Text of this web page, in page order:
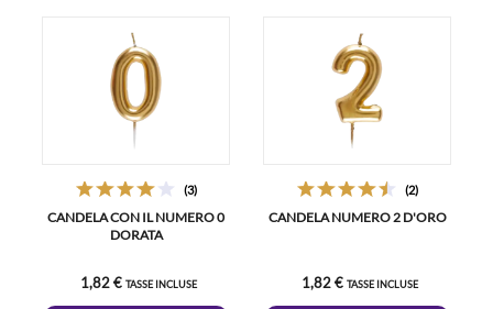
(3)
CANDELA CON IL NUMERO 0
DORATA
1,82 € TASSE INCLUSE
(2)
CANDELA NUMERO 2 D'ORO
1,82 € TASSE INCLUSE